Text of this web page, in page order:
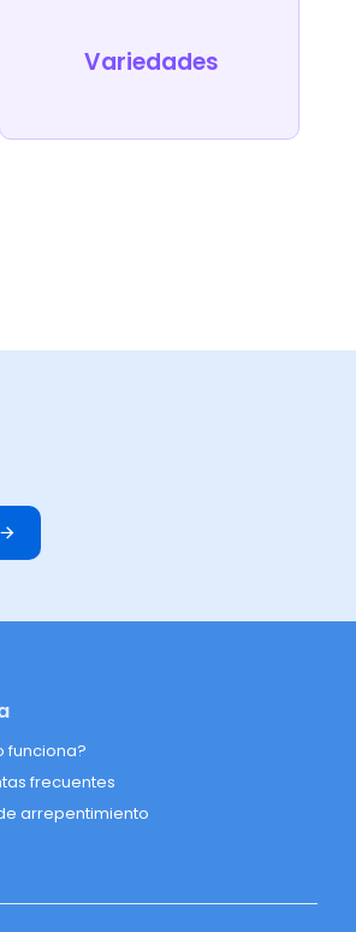
Variedades
funciona?
frecuentes
arrepentimiento